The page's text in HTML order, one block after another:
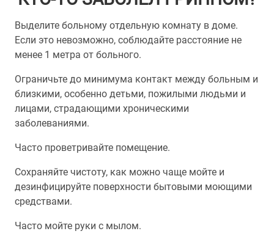
Выделите больному отдельную комнату в доме.
Если это невозможно, соблюдайте расстояние не
менее 1 метра от больного.
Ограничьте до минимума контакт между больным и
близкими, особенно детьми, пожилыми людьми и
лицами, страдающими хроническими
заболеваниями.
Часто проветривайте помещение.
Сохраняйте чистоту, как можно чаще мойте и
дезинфицируйте поверхности бытовыми моющими
средствами.
Часто мойте руки с мылом.